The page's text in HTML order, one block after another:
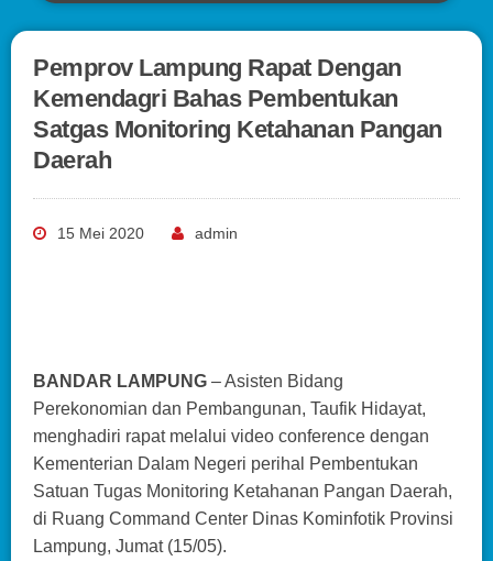
Pemprov Lampung Rapat Dengan
Kemendagri Bahas Pembentukan
Satgas Monitoring Ketahanan Pangan
Daerah
15 Mei 2020 admin
BANDAR LAMPUNG – Asisten Bidang
Perekonomian dan Pembangunan, Taufik Hidayat,
menghadiri rapat melalui video conference dengan
Kementerian Dalam Negeri perihal Pembentukan
Satuan Tugas Monitoring Ketahanan Pangan Daerah,
di Ruang Command Center Dinas Kominfotik Provinsi
Lampung, Jumat (15/05).